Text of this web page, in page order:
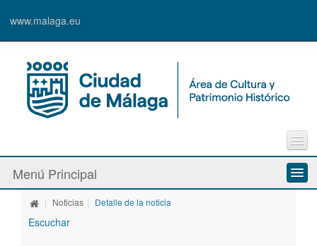
www.malaga.eu
Contacto
Quejas y Sugerencias
Menú Principal
Quiénes somos
| Noticias | Detalle de la noticia
Escuchar